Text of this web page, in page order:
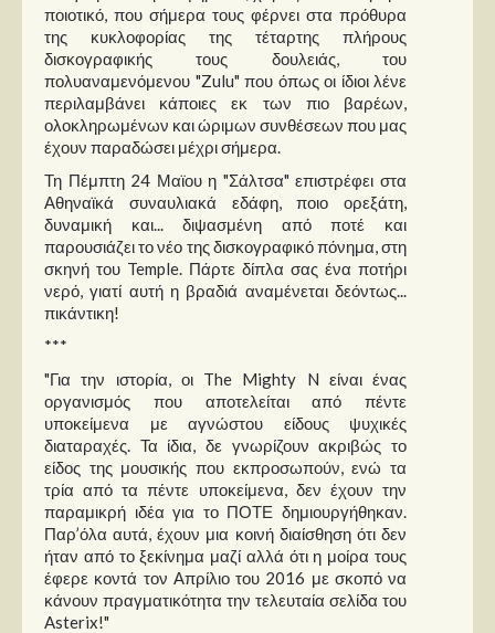
ποιοτικό, που σήμερα τους φέρνει στα πρόθυρα
της κυκλοφορίας της τέταρτης πλήρους
δισκογραφικής τους δουλειάς, του
πολυαναμενόμενου "Zulu" που όπως οι ίδιοι λένε
περιλαμβάνει κάποιες εκ των πιο βαρέων,
ολοκληρωμένων και ώριμων συνθέσεων που μας
έχουν παραδώσει μέχρι σήμερα.
Τη Πέμπτη 24 Μαϊου η "Σάλτσα" επιστρέφει στα
Αθηναϊκά συναυλιακά εδάφη, ποιο ορεξάτη,
δυναμική και... διψασμένη από ποτέ και
παρουσιάζει το νέο της δισκογραφικό πόνημα, στη
σκηνή του Temple. Πάρτε δίπλα σας ένα ποτήρι
νερό, γιατί αυτή η βραδιά αναμένεται δεόντως...
πικάντικη!
***
"Για την ιστορία, οι The Mighty N είναι ένας
οργανισμός που αποτελείται από πέντε
υποκείμενα με αγνώστου είδους ψυχικές
διαταραχές. Τα ίδια, δε γνωρίζουν ακριβώς το
είδος της μουσικής που εκπροσωπούν, ενώ τα
τρία από τα πέντε υποκείμενα, δεν έχουν την
παραμικρή ιδέα για το ΠΟΤΕ δημιουργήθηκαν.
Παρ’όλα αυτά, έχουν μια κοινή διαίσθηση ότι δεν
ήταν από το ξεκίνημα μαζί αλλά ότι η μοίρα τους
έφερε κοντά τον Απρίλιο του 2016 με σκοπό να
κάνουν πραγματικότητα την τελευταία σελίδα του
Asterix!"